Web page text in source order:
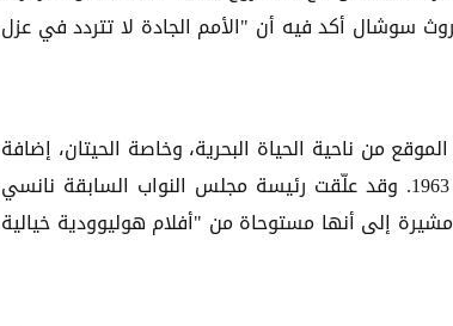
سوشال أكد فيه أن "الأمم الجادة لا تتردد في عزل
من ناحية الحياة البحرية، وخاصة الحيتان، إضافة
إلى الكلفة الباهظة وتدهور المباني الأصلية منذ إغلاق السجن عام 1963. وقد علّقت رئيسة مجلس النواب السابقة نانسي
إلى أنها مستوحاة من "أفلام هوليوودية خيالية